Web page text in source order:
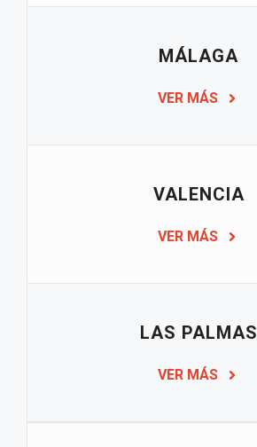
MÁLAGA
VER MÁS
VALENCIA
VER MÁS
LAS PALMAS
VER MÁS